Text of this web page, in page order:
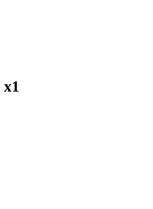
x1